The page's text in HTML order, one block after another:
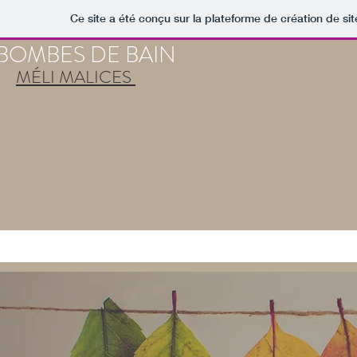
Ce site a été conçu sur la plateforme de création de
MÉLI MALICES
DE BAIN